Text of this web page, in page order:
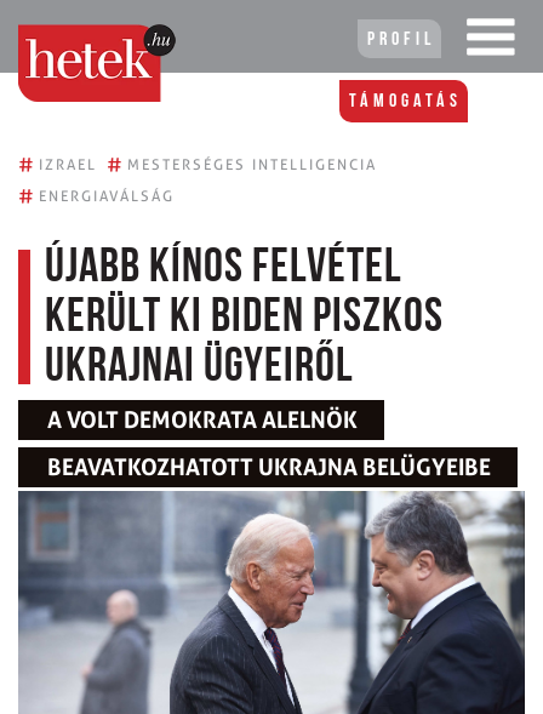
Profil
Támogatás
# IZRAEL # MESTERSÉGES INTELLIGENCIA
# ENERGIAVÁLSÁG
Újabb kínos felvétel
került ki Biden piszkos
ukrajnai ügyeiről
A VOLT DEMOKRATA ALELNÖK
BEAVATKOZHATOTT UKRAJNA BELÜGYEIBE